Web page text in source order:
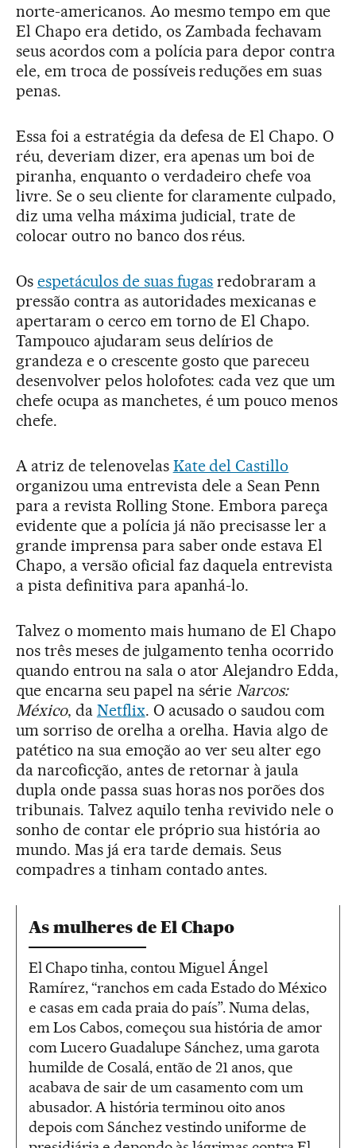
norte-americanos. Ao mesmo tempo em que
El Chapo era detido, os Zambada fechavam
seus acordos com a polícia para depor contra
ele, em troca de possíveis reduções em suas
penas.
Essa foi a estratégia da defesa de El Chapo. O
réu, deveriam dizer, era apenas um boi de
piranha, enquanto o verdadeiro chefe voa
livre. Se o seu cliente for claramente culpado,
diz uma velha máxima judicial, trate de
colocar outro no banco dos réus.
Os espetáculos de suas fugas redobraram a
pressão contra as autoridades mexicanas e
apertaram o cerco em torno de El Chapo.
Tampouco ajudaram seus delírios de
grandeza e o crescente gosto que pareceu
desenvolver pelos holofotes: cada vez que um
chefe ocupa as manchetes, é um pouco menos
chefe.
A atriz de telenovelas Kate del Castillo
organizou uma entrevista dele a Sean Penn
para a revista Rolling Stone. Embora pareça
evidente que a polícia já não precisasse ler a
grande imprensa para saber onde estava El
Chapo, a versão oficial faz daquela entrevista
a pista definitiva para apanhá-lo.
Talvez o momento mais humano de El Chapo
nos três meses de julgamento tenha ocorrido
quando entrou na sala o ator Alejandro Edda,
que encarna seu papel na sérieNarcos:
México, da Netflix. O acusado o saudou com
um sorriso de orelha a orelha. Havia algo de
patético na sua emoção ao ver seu alter ego
da narcoficção, antes de retornar à jaula
dupla onde passa suas horas nos porões dos
tribunais. Talvez aquilo tenha revivido nele o
sonho de contar ele próprio sua história ao
mundo. Mas já era tarde demais. Seus
compadres a tinham contado antes.
As mulheres de El Chapo
El Chapo tinha, contou Miguel Ángel
Ramírez, “ranchos em cada Estado do México
e casas em cada praia do país”. Numa delas,
em Los Cabos, começou sua história de amor
com Lucero Guadalupe Sánchez, uma garota
humilde de Cosalá, então de 21 anos, que
acabava de sair de um casamento com um
abusador. A história terminou oito anos
depois com Sánchez vestindo uniforme de